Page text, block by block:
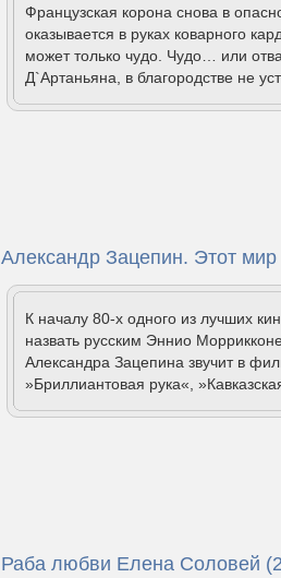
Французская корона снова в
оказывается в руках коварного
может только чудо. Чудо… или
Д`Артаньяна, в благородстве не
Александр Зацепин. Этот
К началу 80-х одного из лучших
назвать русским Эннио
Александра Зацепина звучит в
»Бриллиантовая рука«,
Раба любви Елена Соловей